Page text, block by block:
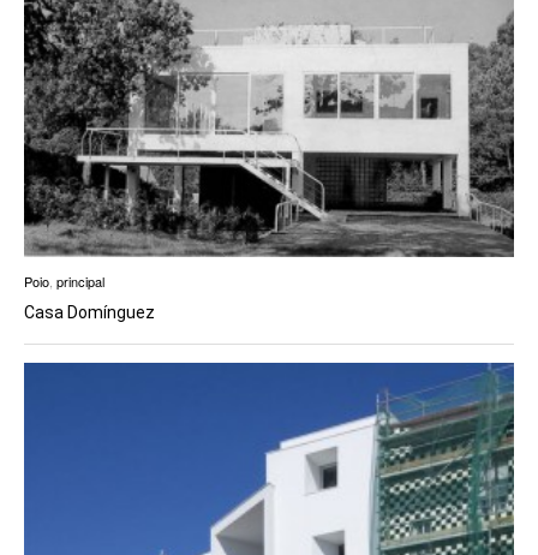
Poio principal
Casa Domínguez